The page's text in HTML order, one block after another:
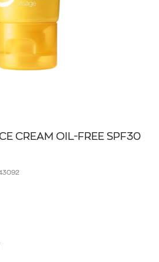
CREAM OIL-FREE SPF30